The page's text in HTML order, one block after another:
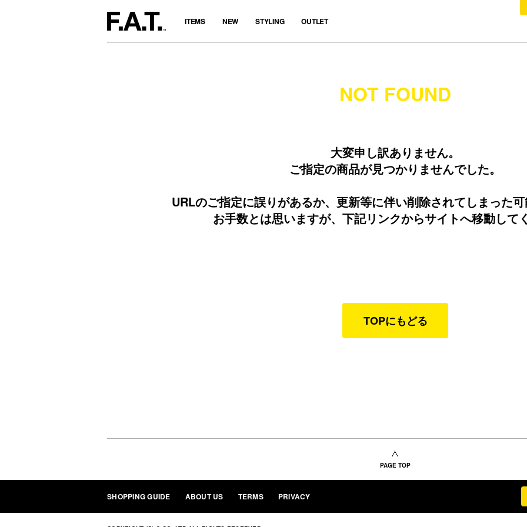
ITEMS NEW STYLING OUTLET
NOT FOUND
大変申し訳ありません。
ご指定の商品が見つかりませんでした。
URLのご指定に誤りがあるか、更新等に伴い削除されてしまった可
お手数とは思いますが、下記リンクからサイトへ移動して
TOPにもどる
PAGE TOP
SHOPPING GUIDE ABOUT US TERMS PRIVACY